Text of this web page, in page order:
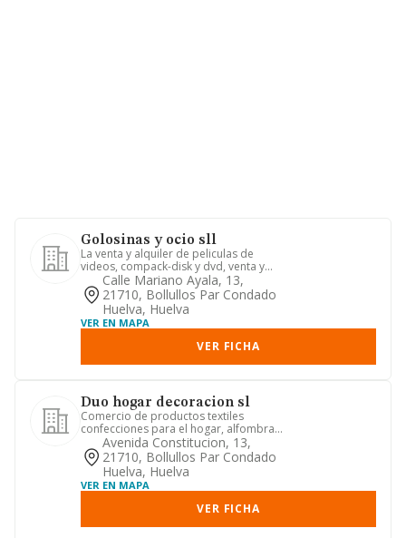
Golosinas y ocio sll
La venta y alquiler de peliculas de
videos, compack-disk y dvd, venta y
alquiler de videgojuegos y ...
Calle Mariano Ayala, 13,
21710, Bollullos Par Condado
Huelva, Huelva
VER EN MAPA
VER FICHA
Duo hogar decoracion sl
Comercio de productos textiles
confecciones para el hogar, alfombras
y similares y articulos de tap...
Avenida Constitucion, 13,
21710, Bollullos Par Condado
Huelva, Huelva
VER EN MAPA
VER FICHA